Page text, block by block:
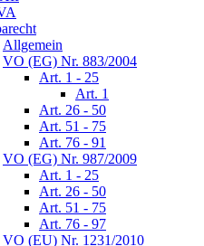
Allgemein
VO (EG) Nr. 883/2004
Art. 1 - 25
Art. 1
Art. 26 - 50
Art. 51 - 75
Art. 76 - 91
VO (EG) Nr. 987/2009
Art. 1 - 25
Art. 26 - 50
Art. 51 - 75
Art. 76 - 97
VO (EU) Nr. 1231/2010